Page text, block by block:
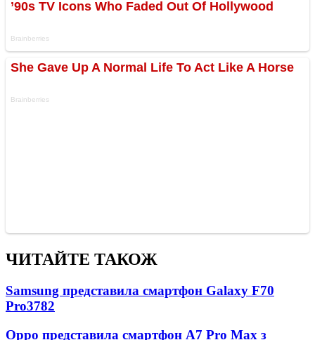
ЧИТАЙТЕ ТАКОЖ
Samsung представила смартфон Galaxy F70
Pro3782
Oppo представила смартфон A7 Pro Max з